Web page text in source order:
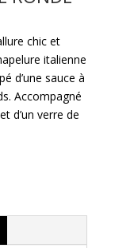
chic et
italienne
d’une sauce à
Accompagné
d’un verre de